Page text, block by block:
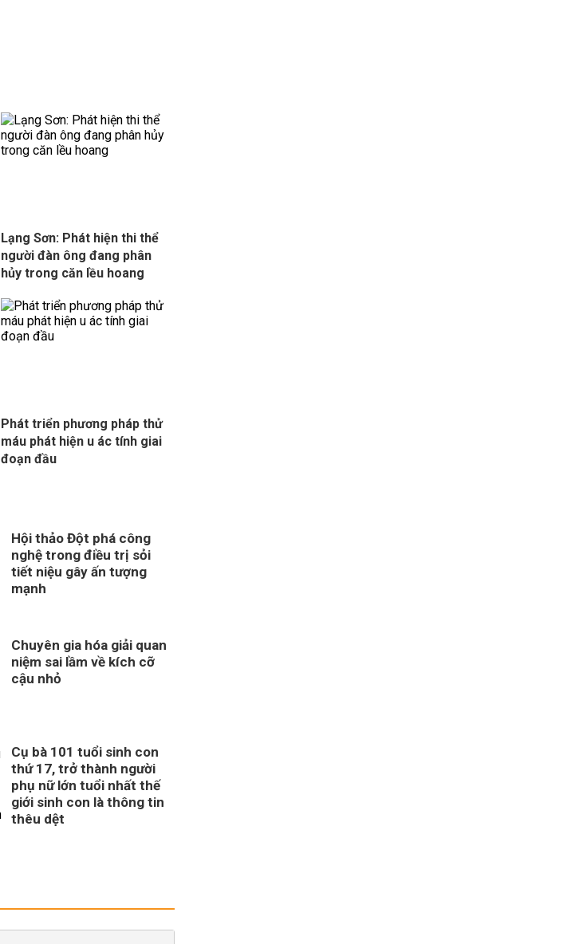
Lạng Sơn: Phát hiện thi thể
người đàn ông đang phân
hủy trong căn lều hoang
Phát triển phương pháp thử
máu phát hiện u ác tính giai
đoạn đầu
Hội thảo Đột phá công
nghệ trong điều trị sỏi
tiết niệu gây ấn tượng
mạnh
Chuyên gia hóa giải quan
niệm sai lầm về kích cỡ
cậu nhỏ
Cụ bà 101 tuổi sinh con
thứ 17, trở thành người
phụ nữ lớn tuổi nhất thế
giới sinh con là thông tin
thêu dệt